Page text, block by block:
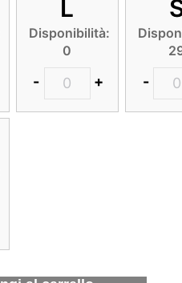
L
Disponibilità:
0
- + -